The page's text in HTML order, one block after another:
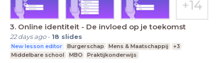
3. Online identiteit - De invloed op je toekomst
22 days ago- 18 slides
New lesson editor Burgerschap Mens & Maatschappij
+3
Middelbare school
MBO Praktijkonderwijs